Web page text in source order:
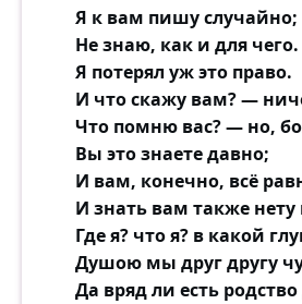
А если праздник приходит
Она нет-нет и шепнёт за
— Ах, как это славно,
К нам в гости не
И мама, ставя на стол
Скажет дочке своей:
— Конечно! Ведь мы
Зачем нам твои враги?!
Я к вам пишу случайно;
Не знаю, как и для чего.
Я потерял уж это право.
И что скажу вам? —
Что помню вас? — но,
Вы это знаете давно;
И вам, конечно, всё
И знать вам также
Где я? что я? в какой
Душою мы друг другу
Да вряд ли есть